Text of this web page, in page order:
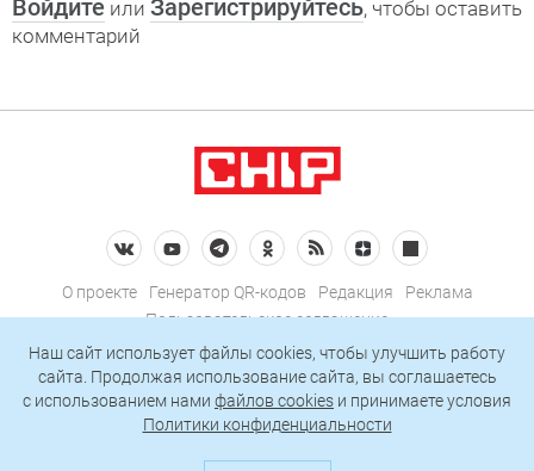
Войдите или Зарегистрируйтесь, чтобы оставить
комментарий
О проекте Генератор QR-кодов Редакция
Реклама
Пользовательское соглашение
Политика конфиденциальности
Подписаться на рассылку
Наш сайт использует файлы cookies, чтобы улучшить работу
сайта. Продолжая использование сайта, вы соглашаетесь
c использованием нами файлов cookies и принимаете условия
Политики конфиденциальности